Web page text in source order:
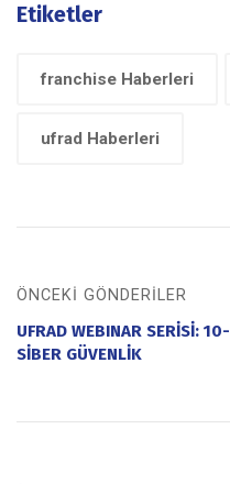
Etiketler
franchise Haberleri
ufrad Haberleri
ÖNCEKI GÖNDERILER
UFRAD WEBINAR SERİSİ: 10-
SİBER GÜVENLİK